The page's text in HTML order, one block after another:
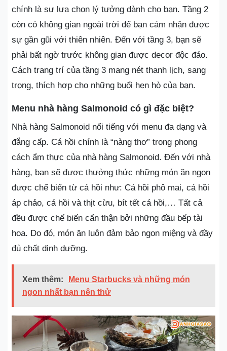
chính là sự lựa chọn lý tưởng dành cho bạn. Tầng 2
còn có không gian ngoài trời để bạn cảm nhận được
sự gần gũi với thiên nhiên. Đến với tầng 3, bạn sẽ
phải bất ngờ trước không gian được decor độc đáo.
Cách trang trí của tầng 3 mang nét thanh lịch, sang
trọng, thích hợp cho những buổi hẹn hò của bạn.
Menu nhà hàng Salmonoid có gì đặc biệt?
Nhà hàng Salmonoid nổi tiếng với menu đa dạng và
đẳng cấp. Cá hồi chính là “nàng thơ” trong phong
cách ẩm thực của nhà hàng Salmonoid. Đến với nhà
hàng, bạn sẽ được thưởng thức những món ăn ngon
được chế biến từ cá hồi như: Cá hồi phô mai, cá hồi
áp chảo, cá hồi và thịt cừu, bít tết cá hồi,… Tất cả
đều được chế biến cẩn thận bởi những đầu bếp tài
hoa. Do đó, món ăn luôn đảm bảo ngon miệng và đầy
đủ chất dinh dưỡng.
Xem thêm:
Menu Starbucks và những món
ngon nhất bạn nên thử